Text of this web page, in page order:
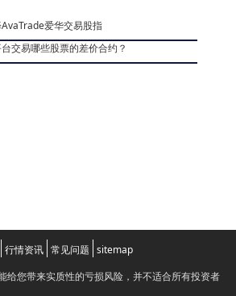
爱华交易股指
交易哪些股票的差价合约？
行情资讯 常见问题 sitemap
给您带来实质性的亏损风险，并不适合所有投资者